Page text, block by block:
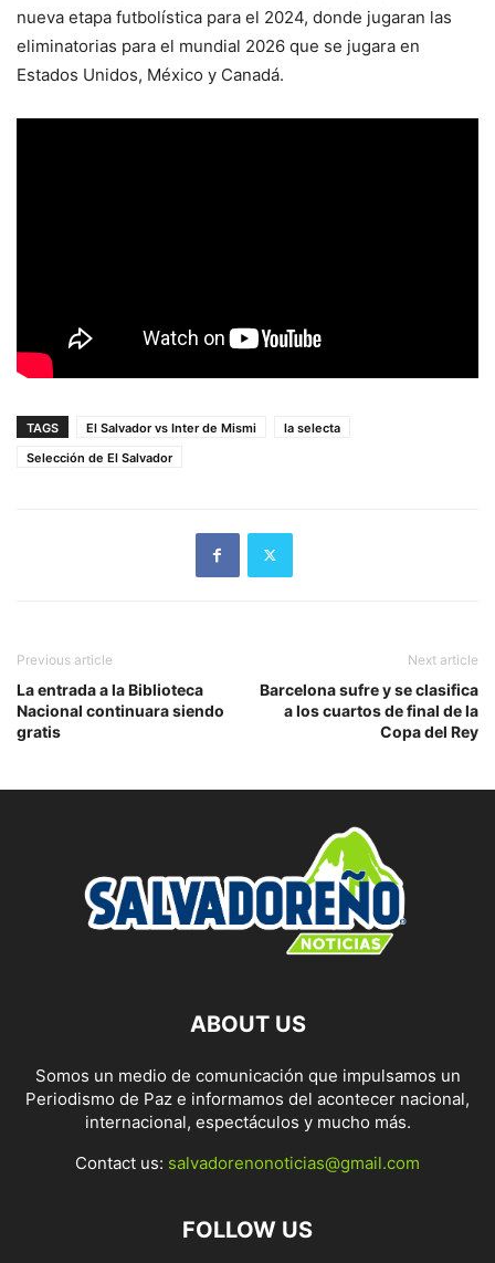
nueva etapa futbolística para el 2024, donde jugaran las
eliminatorias para el mundial 2026 que se jugara en
Estados Unidos, México y Canadá.
TAGS El Salvador vs Inter de Mismi
la selecta
Selección de El Salvador
Previous article
La entrada a la Biblioteca
Nacional continuara siendo
gratis
Next article
Barcelona sufre y se clasifica
a los cuartos de final de la
Copa del Rey
ABOUT US
Somos un medio de comunicación que impulsamos un
Periodismo de Paz e informamos del acontecer nacional,
internacional, espectáculos y mucho más.
Contact us: salvadorenonoticias@gmail.com
FOLLOW US